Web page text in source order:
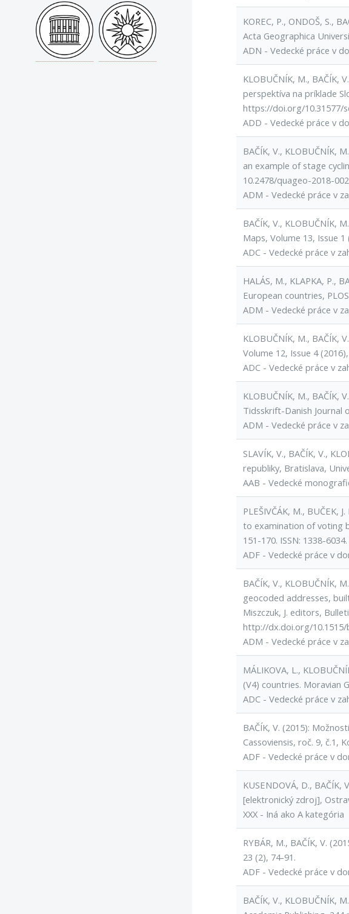
KOREC, P., ONDOŠ, S.,
Acta Geographica
ADN - Vedecké práce v
KLOBUČNÍK, M., BAČÍK,
perspektíva na príklade
https://doi.org/10.31577/
ADD - Vedecké práce v
BAČÍK, V., KLOBUČNÍK,
an example of stage
10.2478/quageo-2018-
ADM - Vedecké práce v
BAČÍK, V., KLOBUČNÍK,
Maps, Volume 13, Issue
ADC - Vedecké práce v
HALÁS, M., KLAPKA, P.,
European countries,
ADM - Vedecké práce v
KLOBUČNÍK, M., BAČÍK,
Volume 12, Issue 4
ADC - Vedecké práce v
KLOBUČNÍK, M., BAČÍK,
Tidsskrift-Danish Journal
ADM - Vedecké práce v
SLAVÍK, V., BAČÍK, V.,
republiky, Bratislava,
AAB - Vedecké
PLEŠIVČÁK, M.,
to examination of voting
151-170. ISSN: 1338-6034.
ADF - Vedecké práce v
BAČÍK, V., KLOBUČNÍK,
geocoded addresses,
Miszczuk, J. editors,
http://dx.doi.org/
ADM - Vedecké práce v
MÁLIKOVA, L.,
(V4) countries. Moravian
ADC - Vedecké práce v
BAČÍK, V. (2015):
Cassoviensis, roč. 9, č.1,
ADF - Vedecké práce v
KUSENDOVÁ, D.,
[elektronický zdroj],
XXX - Iná ako A kategória
RYBÁR, M., BAČÍK, V.
23 (2), 74-91.
ADF - Vedecké práce v
BAČÍK, V., KLOBUČNÍK,